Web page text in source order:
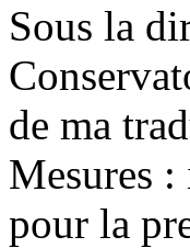
Sous la
de ma
Mesures
pour la